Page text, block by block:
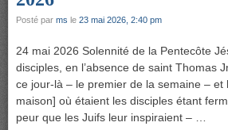
Posté par ms le 23 mai 2026, 2:40 pm
24 mai 2026 Solennité de la Pentecôte
disciples, en l’absence de saint Thomas
ce jour-là – le premier de la semaine – et
maison] où étaient les disciples étant
peur que les Juifs leur inspiraient – …